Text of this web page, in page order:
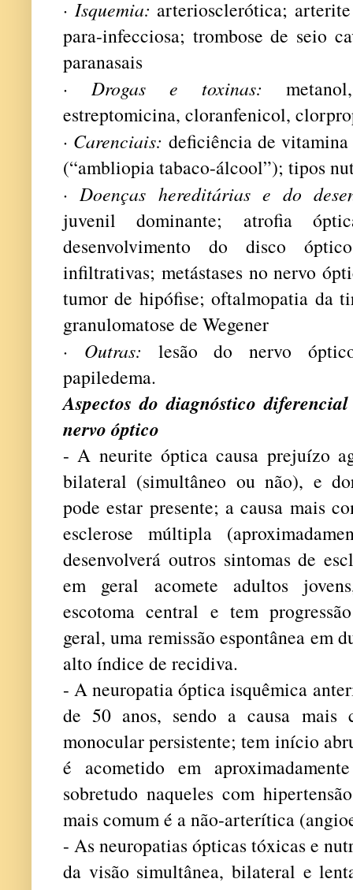
· Isquemia: arteriosclerótica;
para-infecciosa; trombose de seio
paranasais
· Drogas e toxinas:
estreptomicina, cloranfenicol,
· Carenciais: deficiência de
(“ambliopia tabaco-álcool”); tipos
·Doenças hereditárias e do
juvenil dominante; atrofia
desenvolvimento do disco
infiltrativas; metástases no nervo
tumor de hipófise; oftalmopatia da
granulomatose de Wegener
· Outras: lesão do nervo
papiledema.
Aspectos do diagnóstico
nervo óptico
- A neurite óptica causa prejuízo
bilateral (simultâneo ou não), e
pode estar presente; a causa mais
esclerose múltipla
desenvolverá outros sintomas de
em geral acomete adultos
escotoma central e tem
geral, uma remissão espontânea em
alto índice de recidiva.
- A neuropatia óptica isquêmica
de 50 anos, sendo a causa mais
monocular persistente; tem início
é acometido em
sobretudo naqueles com
mais comum é a não-arterítica
- As neuropatias ópticas tóxicas e
da visão simultânea, bilateral e